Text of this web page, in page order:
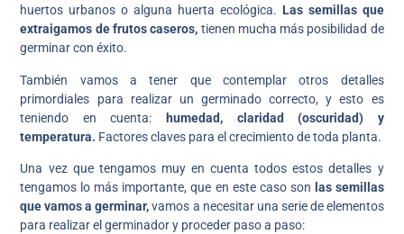
huertos urbanos o alguna huerta ecológica. Las semillas que
extraigamos de frutos caseros, tienen mucha más posibilidad de
germinar con éxito.
También vamos a tener que contemplar otros detalles
primordiales para realizar un germinado correcto, y esto es
teniendo en cuenta: humedad, claridad (oscuridad) y
temperatura. Factores claves para el crecimiento de toda planta.
Una vez que tengamos muy en cuenta todos estos detalles y
tengamos lo más importante, que en este caso son las semillas
que vamos a germinar,vamos a necesitar una serie de elementos
para realizar el germinador y proceder paso a paso: